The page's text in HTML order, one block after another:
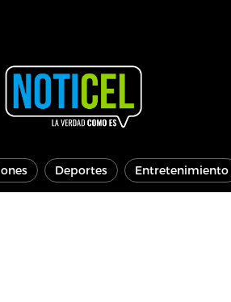
Deportes Entretenimiento